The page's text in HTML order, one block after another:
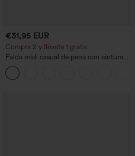
€31,95 EUR
Compra 2 y llévate 1 gratis
Falda midi casual de pana con cintura
media y bolsillo lateral frontal con
solapa